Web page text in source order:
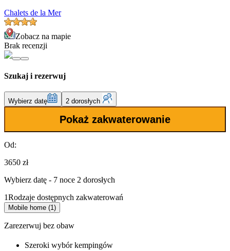
Chalets de la Mer
Zobacz na mapie
Brak recenzji
Szukaj i rezerwuj
Wybierz datę 2 dorosłych
Pokaż zakwaterowanie
Od:
3650 zł
Wybierz datę - 7 noce 2 dorosłych
1Rodzaje dostępnych zakwaterowań
Mobile home (1)
Zarezerwuj bez obaw
Szeroki wybórkempingów